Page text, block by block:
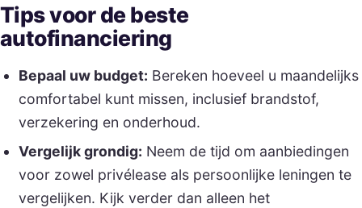
Tips voor de beste
autofinanciering
Bepaal uw budget: Bereken hoeveel u maandelijks
comfortabel kunt missen, inclusief brandstof,
verzekering en onderhoud.
Vergelijk grondig: Neem de tijd om aanbiedingen
voor zowel privélease als persoonlijke leningen te
vergelijken. Kijk verder dan alleen het